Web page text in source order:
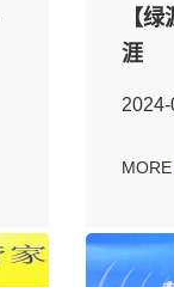
【
涯